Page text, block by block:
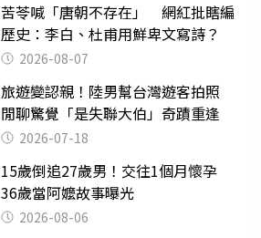
苦苓喊「唐朝不存在」 網紅批瞎編
歷史：李白、杜甫用鮮卑文寫詩？
2026-08-07
旅遊變認親！陸男幫台灣遊客拍照
閒聊驚覺「是失聯大伯」奇蹟重逢
2026-07-18
15歲倒追27歲男！交往1個月懷孕
36歲當阿嬤故事曝光
2026-08-06